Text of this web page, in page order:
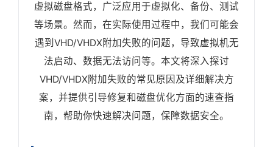
虚拟磁盘格式，广泛应用于虚拟化、备份、测试
等场景。然而，在实际使用过程中，我们可能会
遇到VHD/VHDX附加失败的问题，导致虚拟机无
法启动、数据无法访问等。本文将深入探讨
VHD/VHDX附加失败的常见原因及详细解决方
案，并提供引导修复和磁盘优化方面的速查指
南，帮助你快速解决问题，保障数据安全。